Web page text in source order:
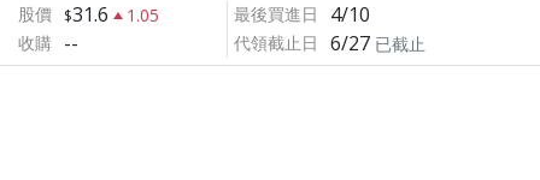
股價
31.6
1.05
收購 --
最後買進日 4/10
代領截止日 6/27 已截止